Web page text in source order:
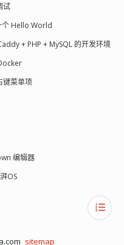
试
Hello World
+ PHP + MySQL 的开发环境
键菜单项
编辑器
OS
sitemap